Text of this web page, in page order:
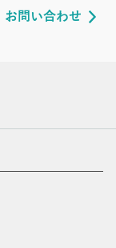
お問い合わせ